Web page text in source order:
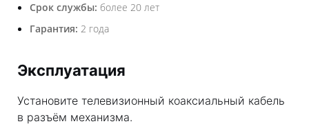
Срок службы: более 20 лет
Гарантия: 2 года
Эксплуатация
Установите телевизионный коаксиальный кабель
в разъём механизма.